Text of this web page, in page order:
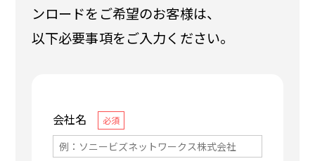
ンロードをご希望のお客様は、
以下必要事項をご入力ください。